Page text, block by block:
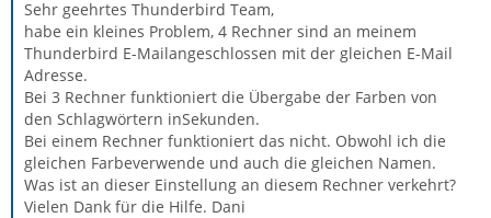
Sehr geehrtes Thunderbird Team,
habe ein kleines Problem, 4 Rechner sind an meinem
Thunderbird E-Mailangeschlossen mit der gleichen E-Mail
Adresse.
Bei 3 Rechner funktioniert die Übergabe der Farben von
den Schlagwörtern inSekunden.
Bei einem Rechner funktioniert das nicht. Obwohl ich die
gleichen Farbeverwende und auch die gleichen Namen.
Was ist an dieser Einstellung an diesem Rechner verkehrt?
Vielen Dank für die Hilfe. Dani